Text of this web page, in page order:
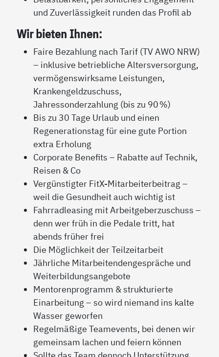
und Zuverlässigkeit runden das Profil ab
Wir bieten Ihnen:
Faire Bezahlung nach Tarif (TV AWO NRW)
– inklusive betriebliche Altersversorgung,
vermögenswirksame Leistungen,
Krankengeldzuschuss,
Jahressonderzahlung (bis zu 90 %)
Bis zu 30 Tage Urlaub und einen
Regenerationstag für eine gute Portion
extra Erholung
Corporate Benefits – Rabatte auf Technik,
Reisen & Co
Vergünstigter FitX-Mitarbeiterbeitrag –
weil die Gesundheit auch wichtig ist
Fahrradleasing mit Arbeitgeberzuschuss –
denn wer früh in die Pedale tritt, hat
abends früher frei
Die Möglichkeit der Teilzeitarbeit
Jährliche Mitarbeitendengespräche und
Weiterbildungsangebote
Mentorenprogramm & strukturierte
Einarbeitung – so wird niemand ins kalte
Wasser geworfen
Regelmäßige Teamevents, bei denen wir
gemeinsam lachen und feiern können